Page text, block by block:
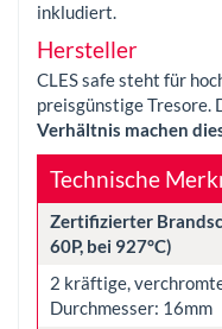
inkludiert.
Hersteller
CLES safe steht für
preisgünstige Tresore.
Verhältnis machen
Technische
Zertifizierter
60P, bei 927°C)
2 kräftige,
Durchmesser: 16mm